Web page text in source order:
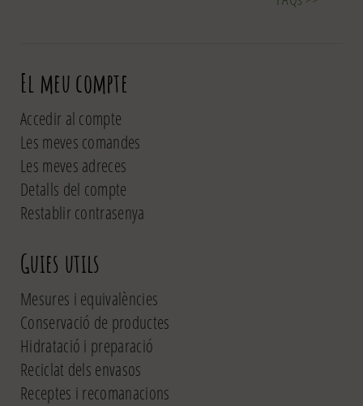
El meu compte
Accedir al compte
Les meves comandes
Les meves adreces
Detalls del compte
Restablir contrasenya
Guies utils
Mesures i equivalències
Conservació de productes
Hidratació i preparació
Reciclat dels envasos
Receptes i recomanacions